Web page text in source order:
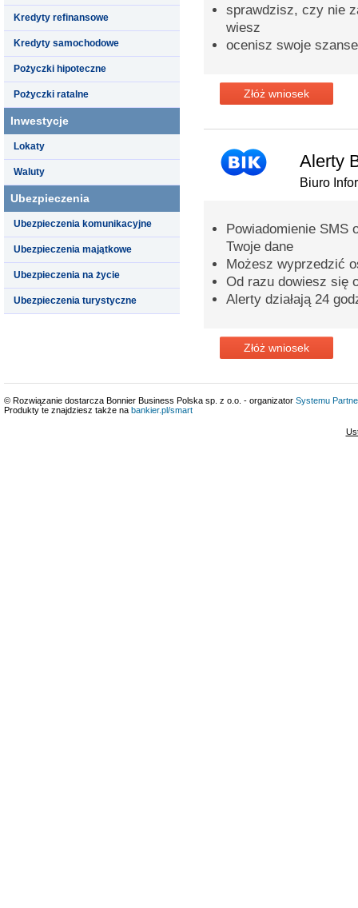
Kredyty refinansowe
Kredyty samochodowe
Pożyczki hipoteczne
Pożyczki ratalne
Inwestycje
Lokaty
Waluty
Ubezpieczenia
Ubezpieczenia komunikacyjne
Ubezpieczenia majątkowe
Ubezpieczenia na życie
Ubezpieczenia turystyczne
sprawdzisz, czy nie
wiesz
ocenisz swoje
Złóż wniosek
Alerty
Biuro
Powiadomienie SMS
Twoje dane
Możesz wyprzedzić
Od razu dowiesz się
Alerty działają 24
Złóż wniosek
© Rozwiązanie dostarcza Bonnier Business Polska sp. z o.o. - organizator Systemu
Produkty te znajdziesz także na bankier.pl/smart